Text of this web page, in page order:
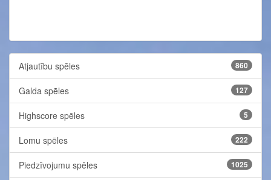
Atjautību spēles 860
Galda spēles 127
Highscore spēles 5
Lomu spēles 222
Piedzīvojumu spēles 1025